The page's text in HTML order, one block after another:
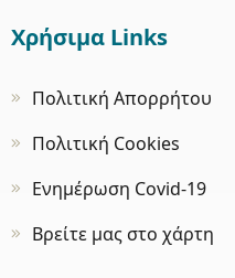
Χρήσιμα Links
Πολιτική Απορρήτου
Πολιτική Cookies
Ενημέρωση Covid-19
Βρείτε μας στο χάρτη